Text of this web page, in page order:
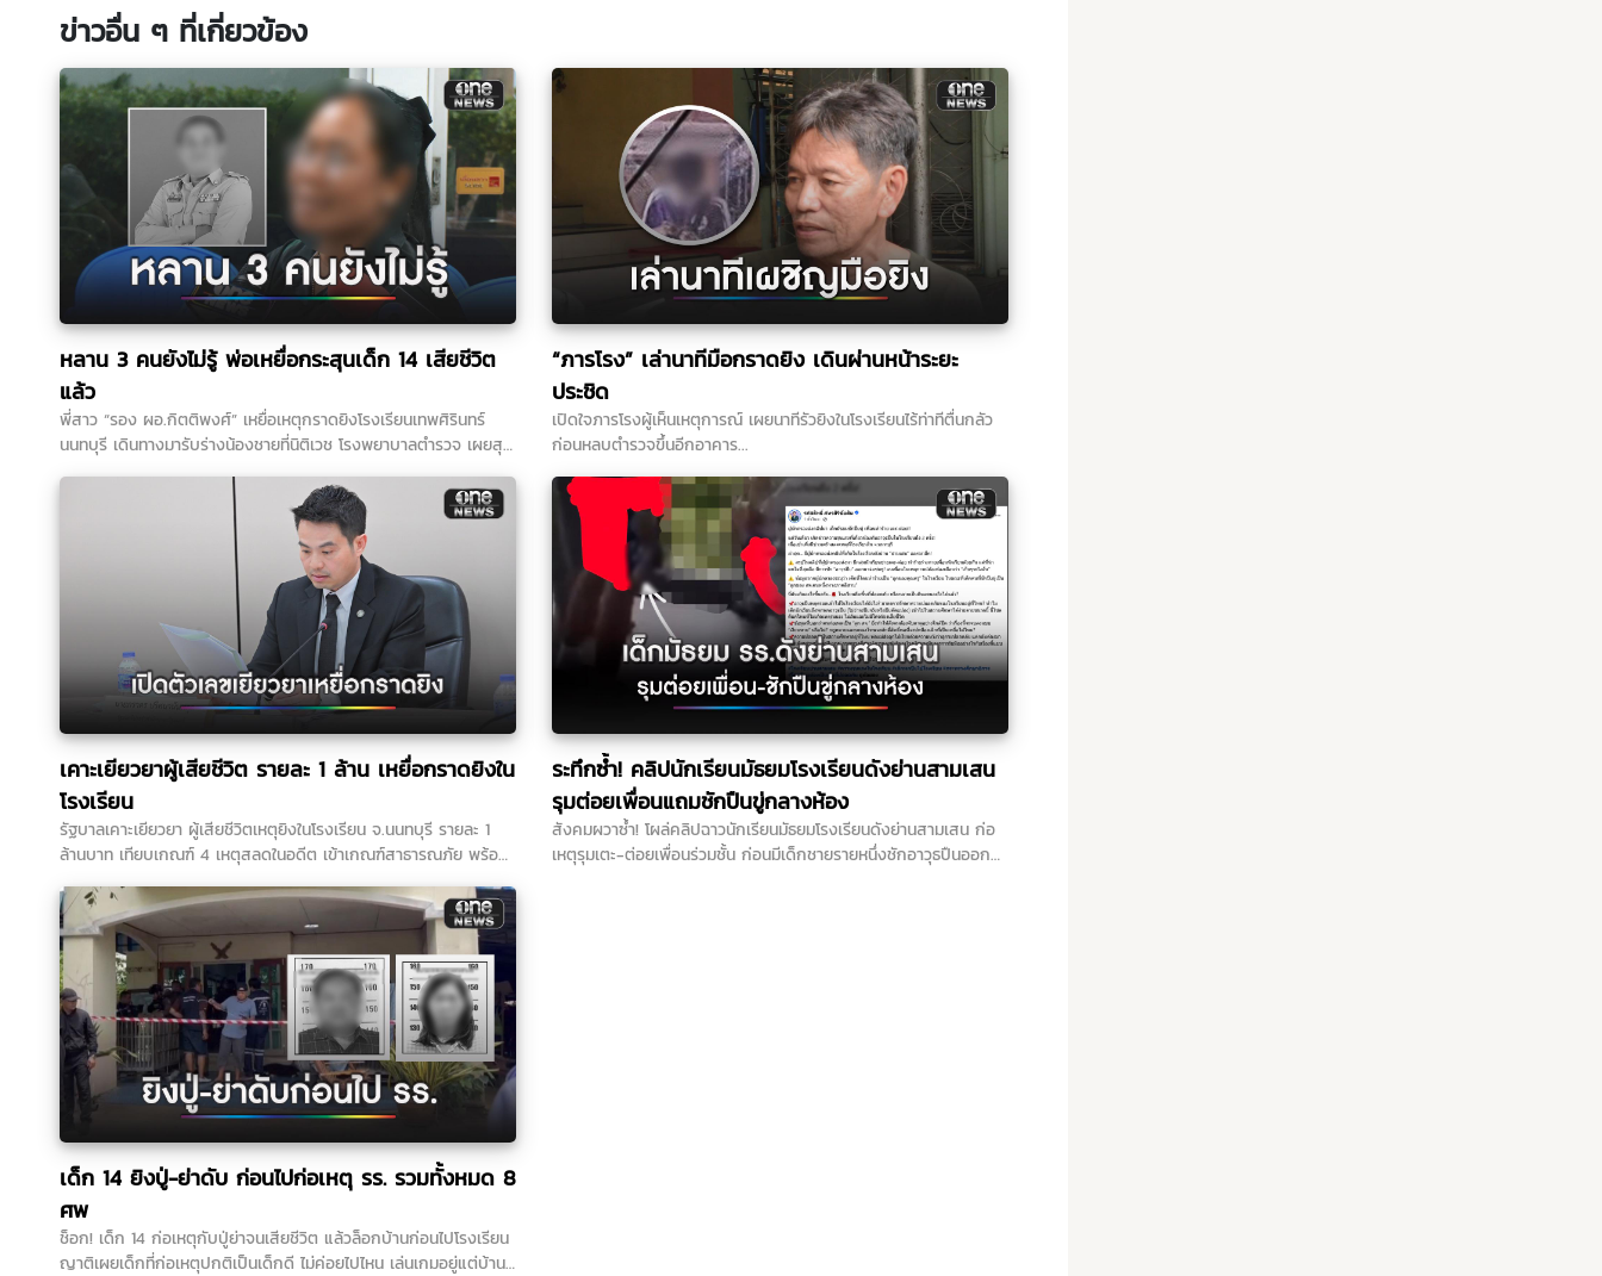
ข่าวอื่น ๆ ที่เกี่ยวข้อง
หลาน 3 คนยังไม่รู้ พ่อเหยื่อกระสุนเด็ก 14 เสียชีวิต
แล้ว
พี่สาว “รอง ผอ.กิตติพงศ์” เหยื่อเหตุกราดยิงโรงเรียนเทพศิรินทร์
นนทบุรี เดินทางมารับร่างน้องชายที่นิติเวช โรงพยาบาลตำรวจ เผยสุด
สะเทือนใจ หลานทั้ง 3 คนยังไม่รู้ว่าพ่อเสียชีวิต ย้ำภูมิใจในตัวน้องชาย
“เขากล้ามาก เขาตายในหน้าที่” เตรียมนำร่างกลับประกอบพิธีที่บ้านเกิด
“ภารโรง” เล่านาทีมือกราดยิง เดินผ่านหน้าระยะ
ประชิด
เปิดใจภารโรงผู้เห็นเหตุการณ์ เผยนาทีรัวยิงในโรงเรียนไร้ท่าทีตื่นกลัว
ก่อนหลบตำรวจขึ้นอีกอาคาร...
เคาะเยียวยาผู้เสียชีวิต รายละ 1 ล้าน เหยื่อกราดยิงใน
โรงเรียน
รัฐบาลเคาะเยียวยา ผู้เสียชีวิตเหตุยิงในโรงเรียน จ.นนทบุรี รายละ 1
ล้านบาท เทียบเกณฑ์ 4 เหตุสลดในอดีต เข้าเกณฑ์สาธารณภัย พร้อม
ระทึกซ้ำ! คลิปนักเรียนมัธยมโรงเรียนดังย่านสามเสน
รุมต่อยเพื่อนแถมชักปืนขู่กลางห้อง
สังคมผวาซ้ำ! โผล่คลิปฉาวนักเรียนมัธยมโรงเรียนดังย่านสามเสน ก่อ
เหตุรุมเตะ-ต่อยเพื่อนร่วมชั้น ก่อนมีเด็กชายรายหนึ่งชักอาวุธปืนออกมา
เด็ก 14 ยิงปู่-ย่าดับ ก่อนไปก่อเหตุ รร. รวมทั้งหมด 8
ศพ
ช็อก! เด็ก 14 ก่อเหตุกับปู่ย่าจนเสียชีวิต แล้วล็อกบ้านก่อนไปโรงเรียน
ญาติเผยเด็กที่ก่อเหตุปกติเป็นเด็กดี ไม่ค่อยไปไหน เล่นเกมอยู่แต่บ้าน